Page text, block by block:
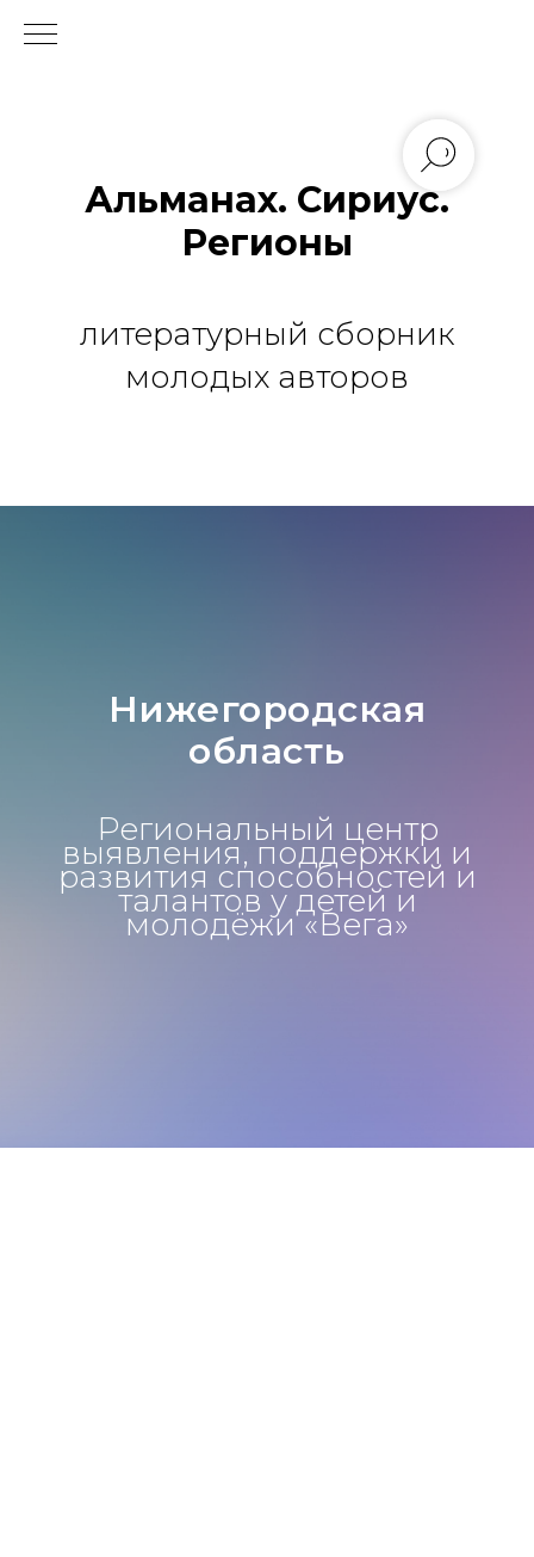
Альманах. Сириус.
Регионы
литературный сборник
молодых авторов
Нижегородская
область
Региональный центр
выявления, поддержки и
развития способностей и
талантов у детей и
молодёжи «Вега»